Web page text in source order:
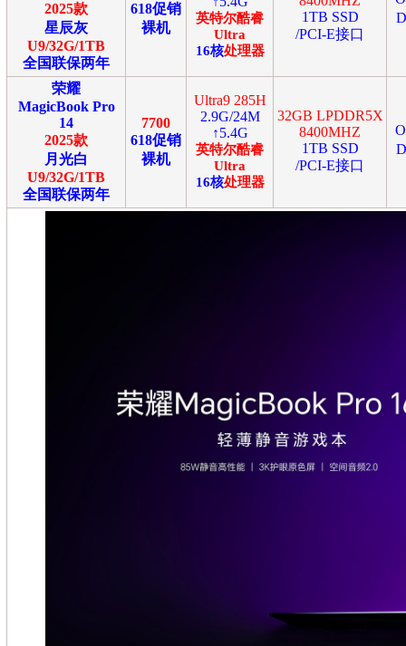
2025款
星辰灰
U9/32G/1TB
全国联保两年
618促销
裸机
英特尔酷睿
Ultra
16核处理器
1TB SSD
/PCI-E接口
荣耀
MagicBook Pro
14
2025款
月光白
U9/32G/1TB
全国联保两年
7700
618促销
裸机
Ultra9 285H
2.9G/24M
↑5.4G
英特尔酷睿
Ultra
16核处理器
32GB LPDDR5X
8400MHZ
1TB SSD
/PCI-E接口